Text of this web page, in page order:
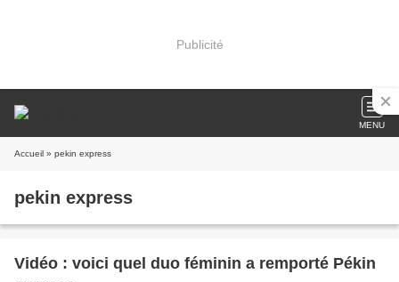
Publicité
MENU
Accueil » pekin express
pekin express
Vidéo : voici quel duo féminin a remporté Pékin